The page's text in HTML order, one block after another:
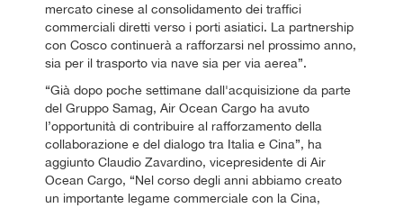
mercato cinese al consolidamento dei traffici
commerciali diretti verso i porti asiatici. La partnership
con Cosco continuerà a rafforzarsi nel prossimo anno,
sia per il trasporto via nave sia per via aerea”.
“Già dopo poche settimane dall'acquisizione da parte
del Gruppo Samag, Air Ocean Cargo ha avuto
l’opportunità di contribuire al rafforzamento della
collaborazione e del dialogo tra Italia e Cina”, ha
aggiunto Claudio Zavardino, vicepresidente di Air
Ocean Cargo, “Nel corso degli anni abbiamo creato
un importante legame commerciale con la Cina,